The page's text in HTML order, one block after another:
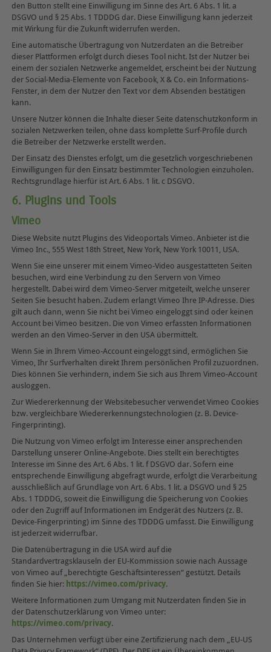
den Button stellt eine Einwilligung im Sinne des Art. 6 Abs. 1 lit. a
DSGVO und § 25 Abs. 1 TDDDG dar. Diese Einwilligung kann jederzeit
mit Wirkung für die Zukunft widerrufen werden.
Eine automatische Übertragung von Nutzerdaten an die Betreiber
dieser Plattformen erfolgt durch dieses Tool nicht. Ist der Nutzer bei
einem der sozialen Netzwerke angemeldet, erscheint bei der Nutzung
der Social-Media-Elemente von Facebook, X & Co. ein Informations-
Fenster, in dem der Nutzer den Text vor dem Absenden bestätigen
kann.
Unsere Nutzer können die Inhalte dieser Seite datenschutzkonform in
sozialen Netzwerken teilen, ohne dass komplette Surf-Profile durch
die Betreiber der Netzwerke erstellt werden.
Der Einsatz des Dienstes erfolgt, um die gesetzlich vorgeschriebenen
Einwilligungen für den Einsatz bestimmter Technologien einzuholen.
Rechtsgrundlage hierfür ist Art. 6 Abs. 1 lit. c DSGVO.
6. Plugins und Tools
Vimeo
Diese Website nutzt Plugins des Videoportals Vimeo. Anbieter ist die
Vimeo Inc., 555 West 18th Street, New York, New York 10011, USA.
Wenn Sie eine unserer mit einem Vimeo-Video ausgestatteten Seiten
besuchen, wird eine Verbindung zu den Servern von Vimeo
hergestellt. Dabei wird dem Vimeo-Server mitgeteilt, welche unserer
Seiten Sie besucht haben. Zudem erlangt Vimeo Ihre IP-Adresse. Dies
gilt auch dann, wenn Sie nicht bei Vimeo eingeloggt sind oder keinen
Account bei Vimeo besitzen. Die von Vimeo erfassten Informationen
werden an den Vimeo-Server in den USA übermittelt.
Wenn Sie in Ihrem Vimeo-Account eingeloggt sind, ermöglichen Sie
Vimeo, Ihr Surfverhalten direkt Ihrem persönlichen Profil zuzuordnen.
Dies können Sie verhindern, indem Sie sich aus Ihrem Vimeo-Account
ausloggen.
Zur Wiedererkennung der Websitebesucher verwendet Vimeo Cookies
bzw. vergleichbare Wiedererkennungstechnologien (z. B. Device-
Fingerprinting).
Die Nutzung von Vimeo erfolgt im Interesse einer ansprechenden
Darstellung unserer Online-Angebote. Dies stellt ein berechtigtes
Interesse im Sinne des Art. 6 Abs. 1 lit. f DSGVO dar. Sofern eine
entsprechende Einwilligung abgefragt wurde, erfolgt die Verarbeitung
ausschließlich auf Grundlage von Art. 6 Abs. 1 lit. a DSGVO und § 25
Abs. 1 TDDDG, soweit die Einwilligung die Speicherung von Cookies
oder den Zugriff auf Informationen im Endgerät des Nutzers (z. B.
Device-Fingerprinting) im Sinne des TDDDG umfasst. Die Einwilligung
ist jederzeit widerrufbar.
Die Datenübertragung in die USA wird auf die
Standardvertragsklauseln der EU-Kommission sowie nach Aussage
von Vimeo auf „berechtigte Geschäftsinteressen“ gestützt. Details
finden Sie hier: https://vimeo.com/privacy.
Weitere Informationen zum Umgang mit Nutzerdaten finden Sie in
der Datenschutzerklärung von Vimeo unter:
https://vimeo.com/privacy.
Das Unternehmen verfügt über eine Zertifizierung nach dem „EU-US